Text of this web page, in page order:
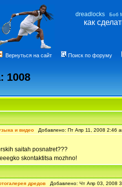
dreadlocks Боб
как
Вернуться на сайт Поиск по форуму
1008
и видео Добавлено: Пт Апр 11, 2008 2:46
saitah posnatret???
skontaktitsa mozhno!
дредов Добавлено: Чт Апр 03, 2008